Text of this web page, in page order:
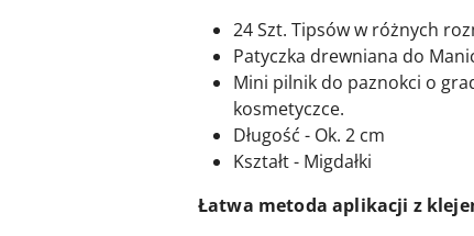
24 Szt. Tipsów w różnych
Patyczka drewniana do
Mini pilnik do paznokci o
kosmetyczce.
Długość - Ok. 2 cm
Kształt - Migdałki
Łatwa metoda aplikacji z